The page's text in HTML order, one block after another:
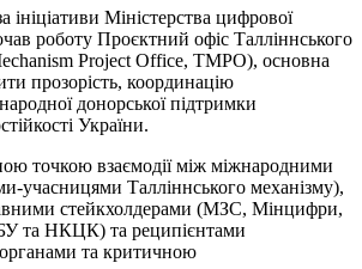
ініціативи Міністерства цифрової
роботу Проєктний офіс Талліннського
Project Office, TMPO), основна
прозорість, координацію
донорської підтримки
України.
точкою взаємодії між міжнародними
учасницями Талліннського механізму),
стейкхолдерами (МЗС, Мінцифри,
та НКЦК) та реципієнтами
та критичною